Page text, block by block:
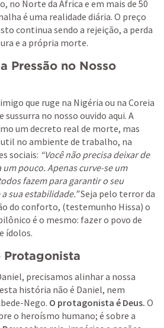
no Norte da África e em mais de 50
é uma realidade diária. O preço
continua sendo a rejeição, a perda
e a própria morte.
Pressão no Nosso
que ruge na Nigéria ou na Coreia
sussurra no nosso ouvido aqui. A
um decreto real de morte, mas
no ambiente de trabalho, na
sociais: “Você não precisa deixar de
pouco. Apenas curve-se um
fazem para garantir o seu
sua estabilidade.” Seja pelo terror da
do conforto, (testemunho Hissa) o
é o mesmo: fazer o povo de
ídolos.
Protagonista
precisamos alinhar a nossa
história não é Daniel, nem
Nego. O protagonista é Deus. O